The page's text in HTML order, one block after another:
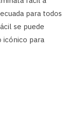
para todos
se puede
icónico para